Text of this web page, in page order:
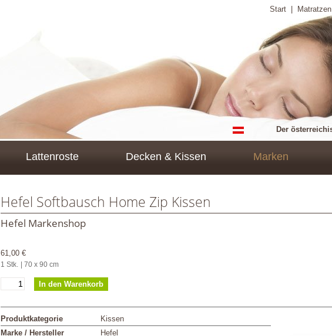
Start
Der
Lattenroste Decken & Kissen Marken
Hefel Softbausch Home Zip Kissen
Hefel Markenshop
61,00 €
1 Stk. | 70 x 90 cm
Produktkategorie
Kissen
Marke / Hersteller
Hefel